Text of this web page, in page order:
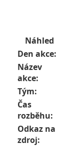
Náhled
Den akce:
Název
akce:
Tým:
Čas
rozběhu:
Odkaz na
zdroj: